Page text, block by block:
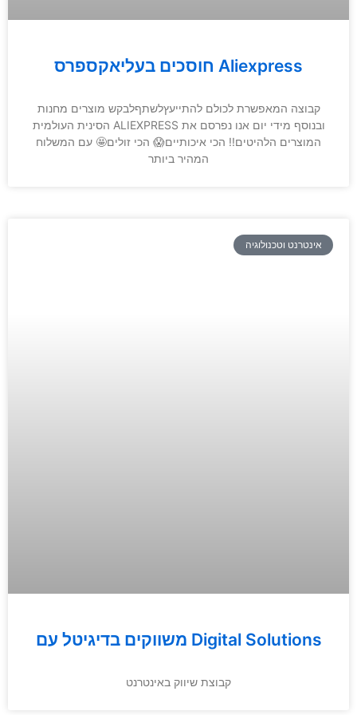
חוסכים בעליאקספרס Aliexpress
קבוצה המאפשרת לכולם להתייעץלשתףלבקש מוצרים מחנות
הסינית העולמית ALIEXPRESS ובנוסף מידי יום אנו נפרסם את
המוצרים הלהיטים!! הכי איכותיים😱 הכי זולים🤩 עם המשלוח
המהיר ביותר
אינטרנט וטכנולוגיה
משווקים בדיגיטל עם Digital Solutions
קבוצת שיווק באינטרנט